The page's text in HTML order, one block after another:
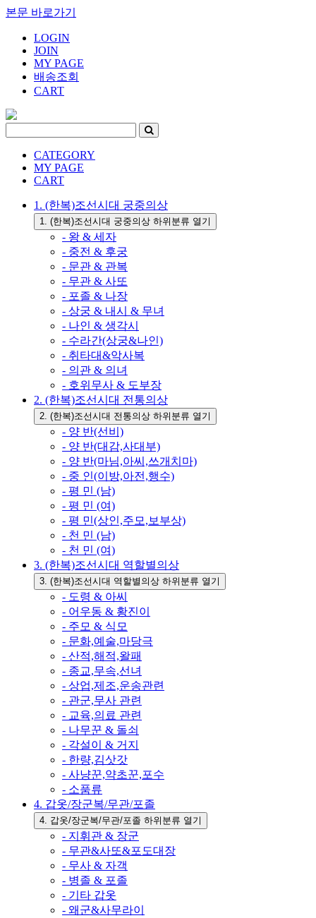
본문 바로가기
LOGIN
JOIN
MY PAGE
배송조회
CART
CATEGORY
MY PAGE
CART
1. (한복)조선시대 궁중의상
1. (한복)조선시대 궁중의상 하위분류 열기
- 왕 & 세자
- 중전 & 후궁
- 문관 & 관복
- 무관 & 사또
- 포졸 & 나장
- 상궁 & 내시 & 무녀
- 나인 & 생각시
- 수라간(상궁&나인)
- 취타대&악사복
- 의관 & 의녀
- 호위무사 & 도부장
2. (한복)조선시대 전통의상
2. (한복)조선시대 전통의상 하위분류 열기
- 양 반(선비)
- 양 반(대감,사대부)
- 양 반(마님,아씨,쓰개치마)
- 중 인(이방,아전,행수)
- 평 민 (남)
- 평 민 (여)
- 평 민(상인,주모,보부상)
- 천 민 (남)
- 천 민 (여)
3. (한복)조선시대 역할별의상
3. (한복)조선시대 역할별의상 하위분류 열기
- 도령 & 아씨
- 어우동 & 황진이
- 주모 & 식모
- 문화,예술,마당극
- 산적,해적,왈패
- 종교,무속,선녀
- 상업,제조,운송관련
- 관군,무사 관련
- 교육,의료 관련
- 나무꾼 & 돌쇠
- 각설이 & 거지
- 한량,김삿갓
- 사냥꾼,약초꾼,포수
- 소품류
4. 갑옷/장군복/무관/포졸
4. 갑옷/장군복/무관/포졸 하위분류 열기
- 지휘관 & 장군
- 무관&사또&포도대장
- 무사 & 자객
- 병졸 & 포졸
- 기타 갑옷
- 왜군&사무라이